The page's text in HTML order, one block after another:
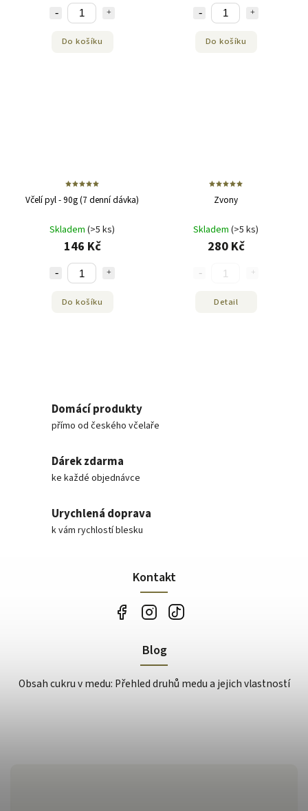
Do košíku Do košíku
Včelí pyl - 90g (7 denní dávka)
Skladem (>5 ks)
146 Kč
Do košíku
Zvony
Skladem (>5 ks)
280 Kč
Detail
Domácí produkty
přímo od českého včelaře
Dárek zdarma
ke každé objednávce
Urychlená doprava
k vám rychlostí blesku
Kontakt
Blog
Obsah cukru v medu: Přehled druhů medu a jejich vlastností